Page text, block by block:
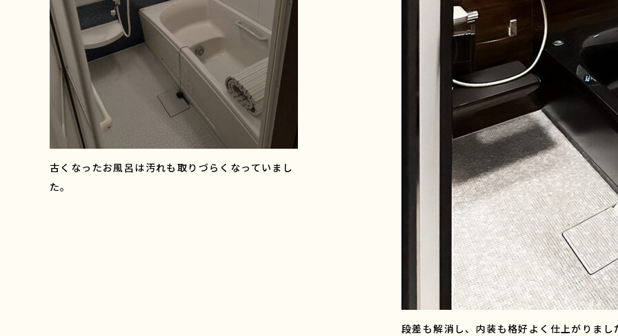
古くなったお風呂は汚れも取りづらくなっていまし
た。
段差も解消し、内装も格好よく仕上がりまし